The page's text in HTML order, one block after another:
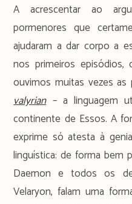
A acrescentar ao
pormenores que
ajudaram a dar corpo a
nos primeiros
ouvimos muitas vezes
valyrian– a linguagem
continente de Essos. A
exprime só atesta à
linguística: de forma bem
Daemon e todos os
Velaryon, falam uma